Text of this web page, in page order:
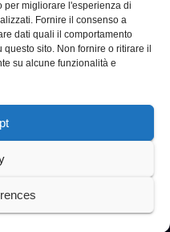
per migliorare l'esperienza di
Fornire il consenso a
dati quali il comportamento
sito. Non fornire o ritirare il
su alcune funzionalità e
Newspaperex di
specialistico bracciano